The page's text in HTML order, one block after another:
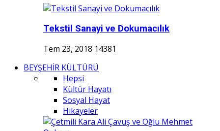
Tekstil Sanayi ve Dokumacılık
Tem 23, 2018 14381
BEYŞEHİR KÜLTÜRÜ
Hepsi
Kültür Hayatı
Sosyal Hayat
Hikayeler